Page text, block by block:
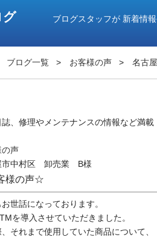
グ ブログスタッフが 新着情
ブログ一覧 お客様の声 名古
、修理やメンテナンスの情報など満載
の声
市中村区 卸売業 B様
様の声☆
世話になっております。
を導入させていただきました。
それまで使用していた商品について、